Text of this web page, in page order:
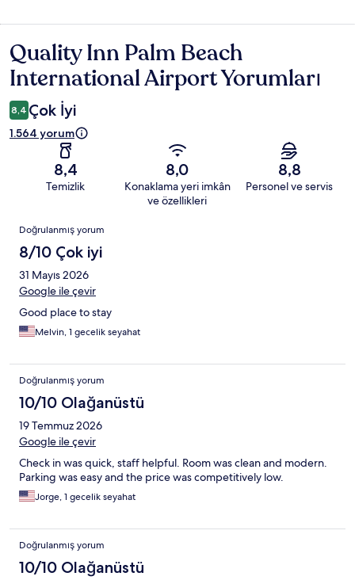
Yorumlar
Quality Inn Palm Beach
International Airport Yorumları
8,4 Çok İyi
1.564 yorum
8,4
Temizlik
8,0
Konaklama yeri imkân
ve özellikleri
8,8
Personel ve servis
Yorumlar
Doğrulanmış yorum
8/10 Çok iyi
31 Mayıs 2026
Google ile çevir
Good place to stay
Melvin, 1 gecelik seyahat
Doğrulanmış yorum
10/10 Olağanüstü
19 Temmuz 2026
Google ile çevir
Check in was quick, staff helpful. Room was clean and modern.
Parking was easy and the price was competitively low.
Jorge, 1 gecelik seyahat
Doğrulanmış yorum
10/10 Olağanüstü